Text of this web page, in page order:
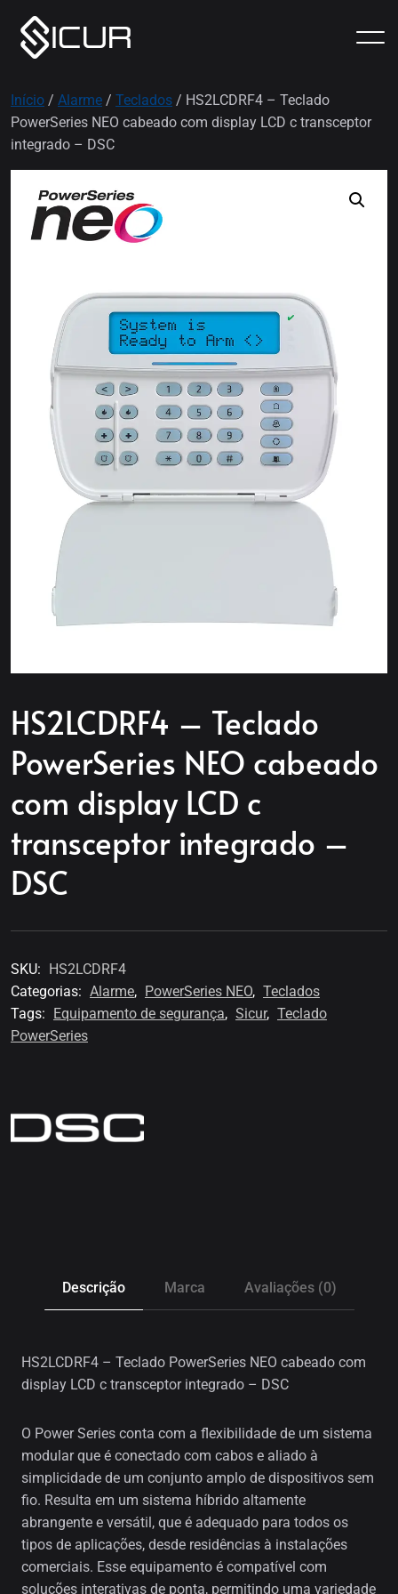
Início / Alarme / Teclados / HS2LCDRF4 – Teclado
PowerSeries NEO cabeado com display LCD c transceptor
integrado – DSC
HS2LCDRF4 – Teclado
PowerSeries NEO cabeado
com display LCD c
transceptor integrado –
DSC
SKU: HS2LCDRF4
Categorias: Alarme, PowerSeries NEO, Teclados
Tags: Equipamento de segurança, Sicur, Teclado
PowerSeries
Descrição Marca Avaliações (0)
HS2LCDRF4 – Teclado PowerSeries NEO cabeado com
display LCD c transceptor integrado – DSC
O Power Series conta com a flexibilidade de um sistema
modular que é conectado com cabos e aliado à
simplicidade de um conjunto amplo de dispositivos sem
fio. Resulta em um sistema híbrido altamente
abrangente e versátil, que é adequado para todos os
tipos de aplicações, desde residências à instalações
comerciais. Esse equipamento é compatível com
soluções interativas de ponta, permitindo uma variedade